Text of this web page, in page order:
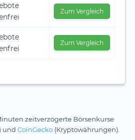
Zum Vergleich
Zum Vergleich
zeitverzögerte Börsenkurse
und CoinGecko (Kryptowährungen).